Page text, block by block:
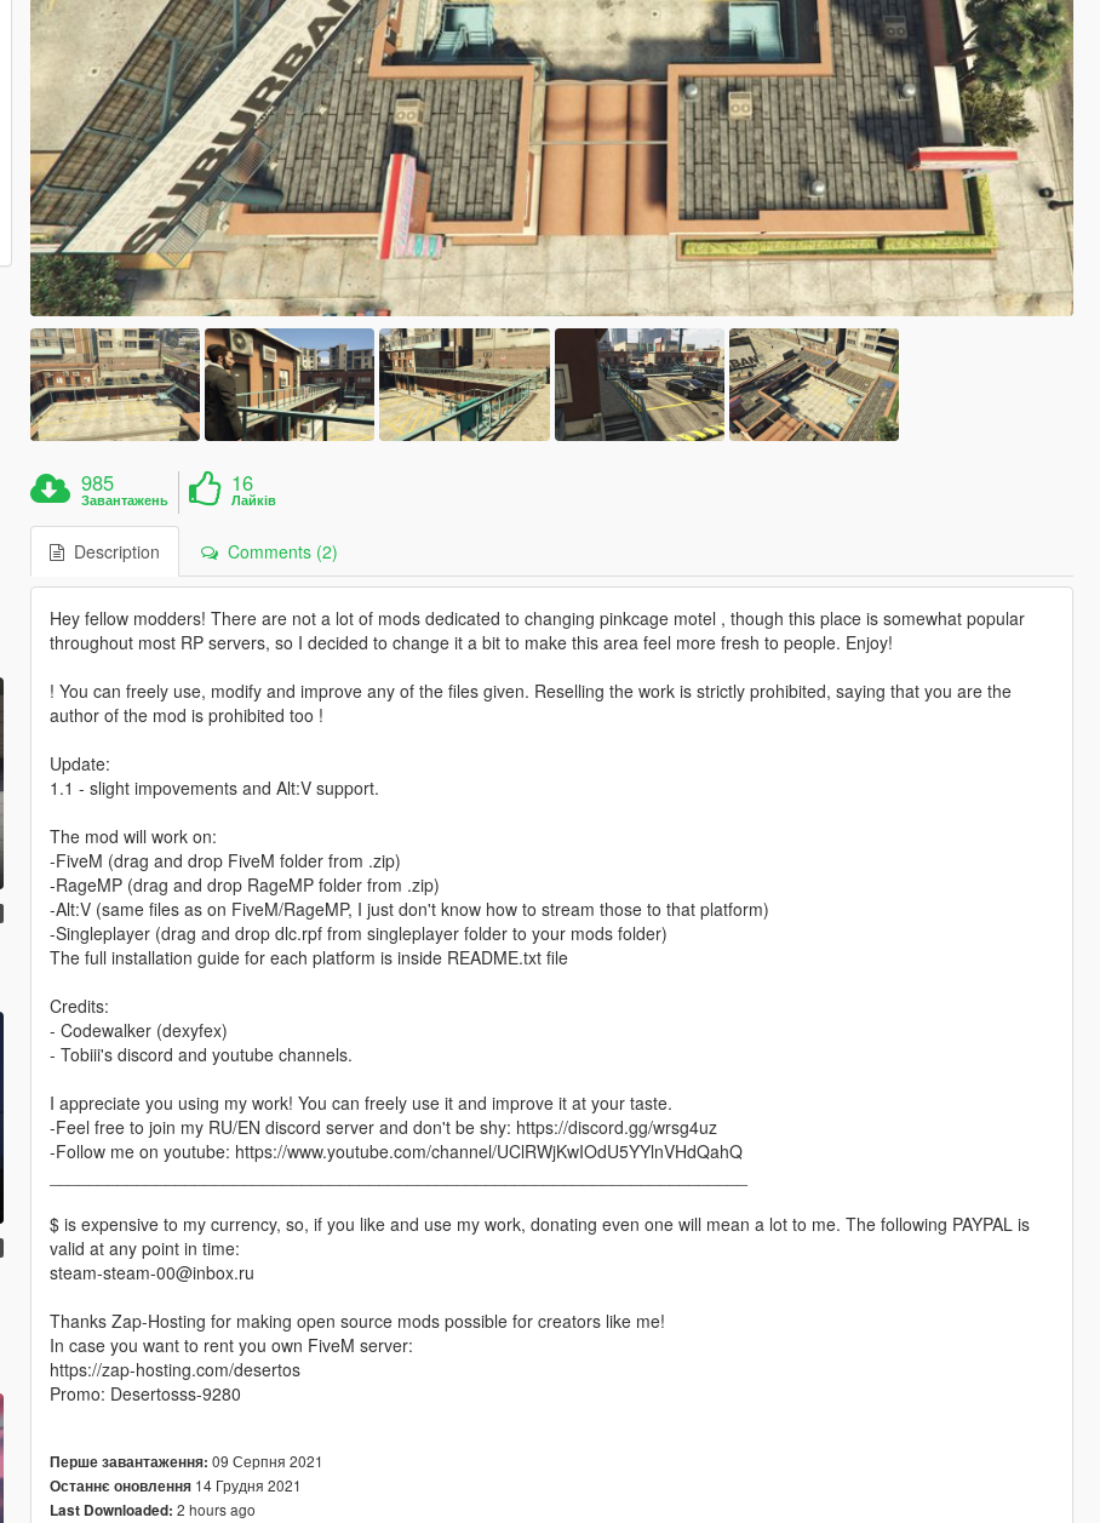
985
Завантажень
16
Лайків
Description Comments (2)
Hey fellow modders! There are not a lot of mods dedicated to changing pinkcage motel , though this place is somewhat popular
throughout most RP servers, so I decided to change it a bit to make this area feel more fresh to people. Enjoy!
! You can freely use, modify and improve any of the files given. Reselling the work is strictly prohibited, saying that you are the
author of the mod is prohibited too !
Update:
1.1 - slight impovements and Alt:V support.
The mod will work on:
-FiveM (drag and drop FiveM folder from .zip)
-RageMP (drag and drop RageMP folder from .zip)
-Alt:V (same files as on FiveM/RageMP, I just don't know how to stream those to that platform)
-Singleplayer (drag and drop dlc.rpf from singleplayer folder to your mods folder)
The full installation guide for each platform is inside README.txt file
Credits:
- Codewalker (dexyfex)
- Tobiii's discord and youtube channels.
I appreciate you using my work! You can freely use it and improve it at your taste.
-Feel free to join my RU/EN discord server and don't be shy: https://discord.gg/wrsg4uz
-Follow me on youtube: https://www.youtube.com/channel/UClRWjKwIOdU5YYlnVHdQahQ
$ is expensive to my currency, so, if you like and use my work, donating even one will mean a lot to me. The following PAYPAL is
valid at any point in time:
steam-steam-00@inbox.ru
Thanks Zap-Hosting for making open source mods possible for creators like me!
In case you want to rent you own FiveM server:
https://zap-hosting.com/desertos
Promo: Desertosss-9280
Перше завантаження: 09 Серпня 2021
Останнє оновлення14 Грудня 2021
Last Downloaded: 2 hours ago